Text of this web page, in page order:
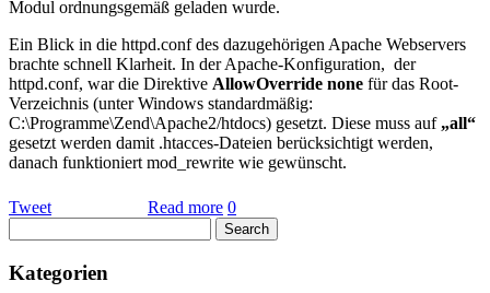
Modul ordnungsgemäß geladen wurde.
Ein Blick in die httpd.conf des dazugehörigen Apache Webservers
brachte schnell Klarheit. In der Apache-Konfiguration, der
httpd.conf, war die Direktive AllowOverride none für das Root-
Verzeichnis (unter Windows standardmäßig:
C:\Programme\Zend\Apache2/htdocs) gesetzt. Diese muss auf „all“
gesetzt werden damit .htacces-Dateien berücksichtigt werden,
danach funktioniert mod_rewrite wie gewünscht.
Tweet Read more 0
Kategorien